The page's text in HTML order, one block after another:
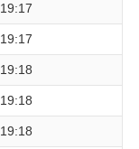
19:17
19:17
19:18
19:18
19:18